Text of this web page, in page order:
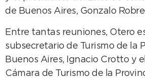
de Buenos Aires, Gonzalo
Entre tantas reuniones, Otero
subsecretario de Turismo de la
Buenos Aires, Ignacio Crotto y
Cámara de Turismo de la